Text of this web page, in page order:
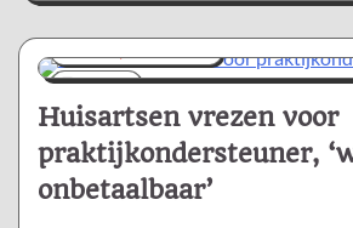
1 min 0
Huisartsen vrezen voor
praktijkondersteuner,
onbetaalbaar’